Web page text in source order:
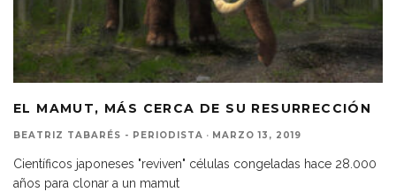
EL MAMUT, MÁS CERCA DE SU RESURRECCIÓN
BEATRIZ TABARÉS - PERIODISTA · MARZO 13, 2019
Científicos japoneses "reviven" células congeladas hace 28.000
años para clonar a un mamut